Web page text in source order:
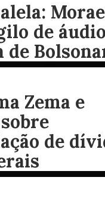
de
de
Zema e
de